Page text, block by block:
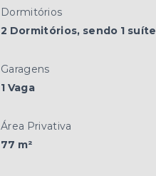
Dormitórios
2 Dormitórios, sendo 1 suíte
Garagens
1 Vaga
Área Privativa
77 m²